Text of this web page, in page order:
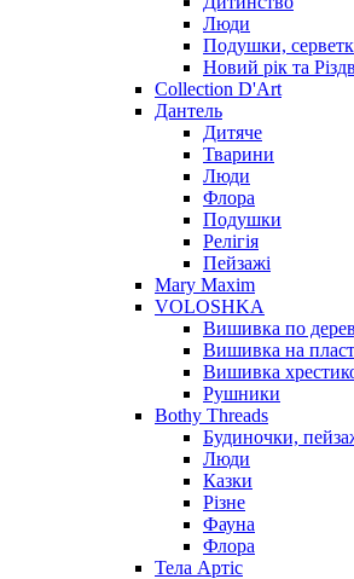
Люди
Подушки,
Новий рік та
Collection D'Art
Дантель
Дитяче
Тварини
Люди
Флора
Подушки
Релігія
Пейзажі
Mary Maxim
VOLOSHKA
Вишивка по
Вишивка на
Вишивка
Рушники
Bothy Threads
Будиночки,
Люди
Казки
Різне
Фауна
Флора
Тела Артіс